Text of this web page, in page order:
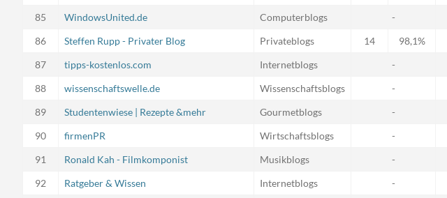
85
WindowsUnited.de Computerblogs -
86
Steffen Rupp - Privater Blog Privateblogs 14 98,1%
87
tipps-kostenlos.com Internetblogs -
88
wissenschaftswelle.de Wissenschaftsblogs -
89
Studentenwiese | Rezepte &mehr Gourmetblogs -
90
firmenPR Wirtschaftsblogs -
91
Ronald Kah - Filmkomponist Musikblogs -
92
Ratgeber & Wissen Internetblogs -